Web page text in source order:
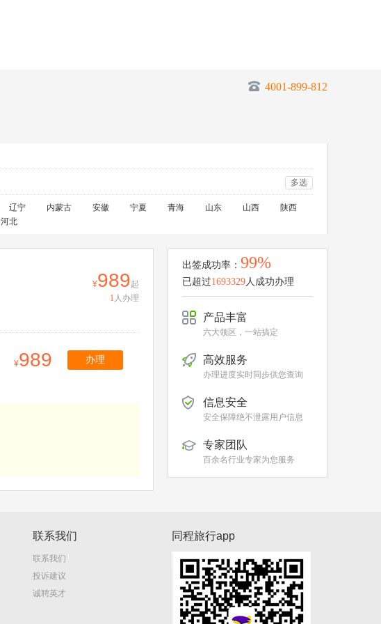
4001-899-812
多选
辽宁 内蒙古 安徽 宁夏 青海 山东 山西
陕西
河北
989起
1 人办理
989 办理
出签成功率： 99%
已超过1693329人成功办理
产品丰富
六大领区，一站搞定
高效服务
办理进度实时同步供您查询
信息安全
安全保障绝不泄露用户信息
专家团队
百余名行业专家为您服务
联系我们
联系我们
投诉建议
诚聘英才
同程旅行app